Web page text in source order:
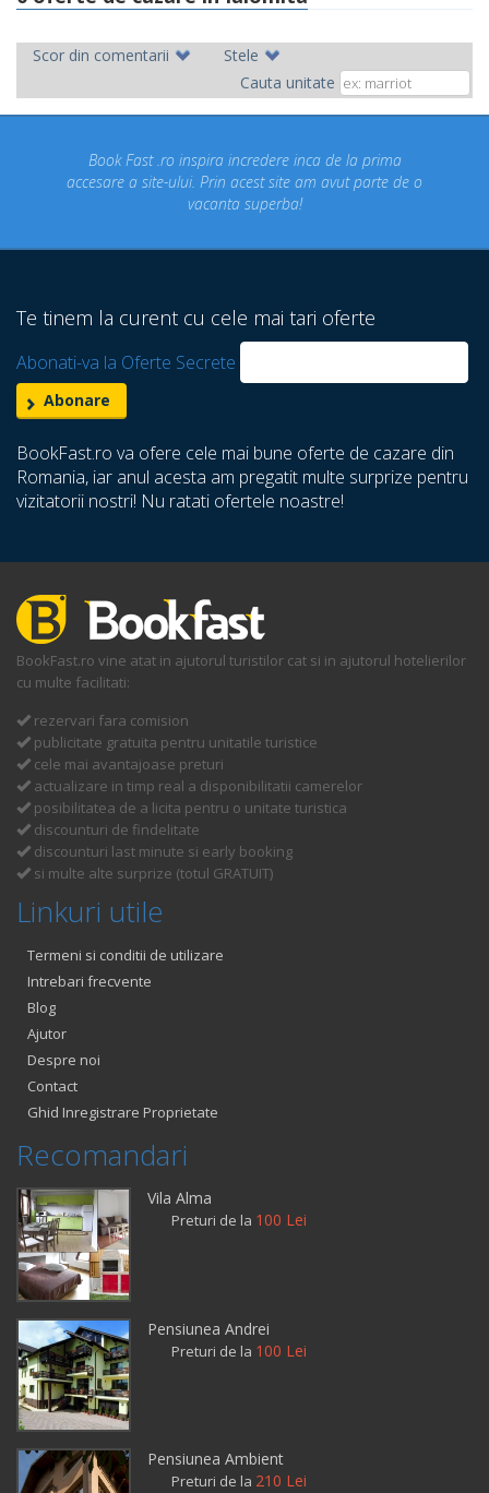
Scor din comentarii
Stele
Cauta unitate
incredere inca de la prima
acest site am avut parte de o
Concediul nostru rezervat
un concediu de vis.
Te tinem la curent cu cele mai tari oferte
Abonati-va la Oferte Secrete
BookFast.ro va ofere cele mai bune oferte de cazare din
Romania, iar anul acesta am pregatit multe surprize pentru
vizitatorii nostri! Nu ratati ofertele noastre!
BookFast.ro vine atat in ajutorul turistilor cat si in ajutorul hotelierilor
cu multe facilitati:
rezervari fara comision
publicitate gratuita pentru unitatile turistice
cele mai avantajoase preturi
actualizare in timp real a disponibilitatii camerelor
posibilitatea de a licita pentru o unitate turistica
discounturi de findelitate
discounturi last minute si early booking
si multe alte surprize (totul GRATUIT)
Linkuri utile
Termeni si conditii de utilizare
Intrebari frecvente
Blog
Ajutor
Despre noi
Contact
Ghid Inregistrare Proprietate
Recomandari
Vila Alma
Preturi de la 100 Lei
Pensiunea Andrei
Preturi de la 100 Lei
Pensiunea Ambient
Preturi de la 210 Lei